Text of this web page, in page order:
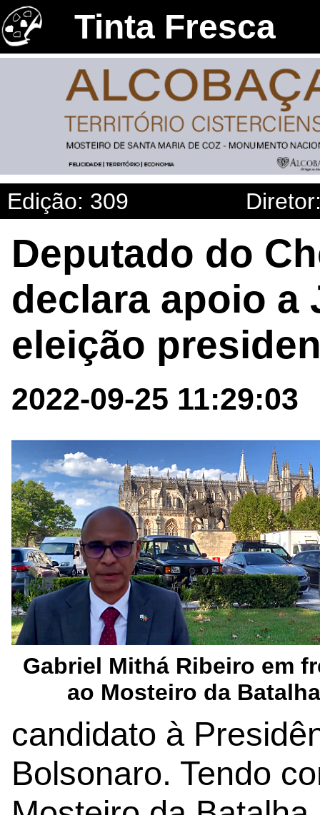
Tinta Fresca
Edição: 309
Deputado do
declara apoio a
eleição
2022-09-25 11:29:03
Gabriel Mithá Ribeiro em
ao Mosteiro da Batalha
candidato à
Bolsonaro. Tendo